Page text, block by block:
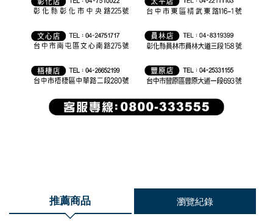
推薦商品 瀏覽紀錄